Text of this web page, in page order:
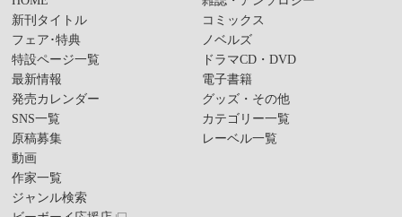
新刊タイトル
フェア･特典
特設ページ一覧
最新情報
発売カレンダー
SNS一覧
原稿募集
動画
作家一覧
ジャンル検索
コミックス
ノベルズ
ドラマCD・DVD
電子書籍
グッズ・その他
カテゴリー一覧
レーベル一覧